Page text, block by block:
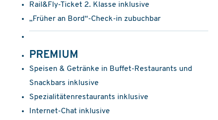
Rail&Fly-Ticket 2. Klasse inklusive
„Früher an Bord“-Check-in zubuchbar
PREMIUM
Speisen & Getränke in Buffet-Restaurants und
Snackbars inklusive
Spezialitätenrestaurants inklusive
Internet-Chat inklusive